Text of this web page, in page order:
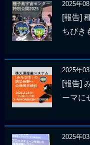
2025年
[報告]
ちびき
2025年
[報告]
ーマに
2025年